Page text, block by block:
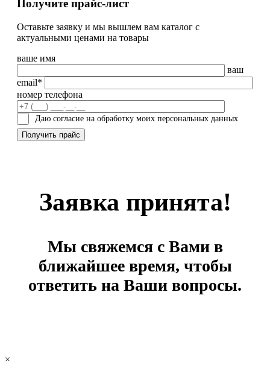
Получите прайс-лист
Оставьте заявку и мы вышлем вам каталог с
актуальными ценами на товары
ваше имя
ваш
email*
номер телефона
Даю согласие на обработку моих персональных данных
Заявка принята!
Мы свяжемся с Вами в
ближайшее время, чтобы
ответить на Ваши вопросы.
×